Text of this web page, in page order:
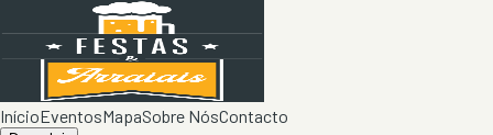
InícioEventosMapaSobre NósContacto